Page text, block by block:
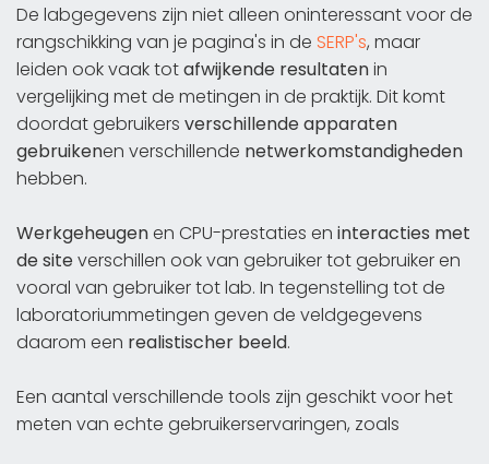
De labgegevens zijn niet alleen oninteressant voor de
rangschikking van je pagina's in de SERP's, maar
leiden ook vaak totafwijkende resultatenin
vergelijking met de metingen in de praktijk. Dit komt
doordat gebruikers verschillende apparaten
gebruikenen verschillende netwerkomstandigheden
hebben.
Werkgeheugenen CPU-prestaties en interacties met
de siteverschillen ook van gebruiker tot gebruiker en
vooral van gebruiker tot lab. In tegenstelling tot de
laboratoriummetingen geven de veldgegevens
daarom een realistischer beeld.
Een aantal verschillende tools zijn geschikt voor het
meten van echte gebruikerservaringen, zoals